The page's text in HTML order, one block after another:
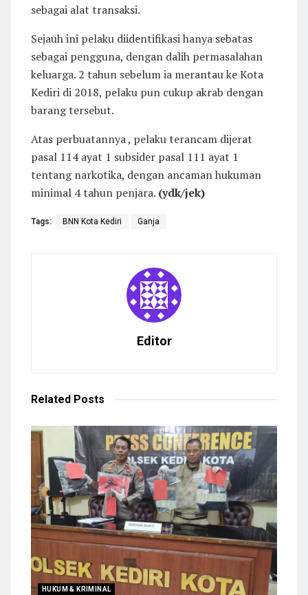
sebagai alat transaksi.
Sejauh ini pelaku diidentifikasi hanya sebatas
sebagai pengguna, dengan dalih permasalahan
keluarga. 2 tahun sebelum ia merantau ke Kota
Kediri di 2018, pelaku pun cukup akrab dengan
barang tersebut.
Atas perbuatannya , pelaku terancam dijerat
pasal 114 ayat 1 subsider pasal 111 ayat 1
tentang narkotika, dengan ancaman hukuman
minimal 4 tahun penjara. (ydk/jek)
Tags: BNN Kota Kediri Ganja
Editor
Related Posts
HUKUM & KRIMINAL